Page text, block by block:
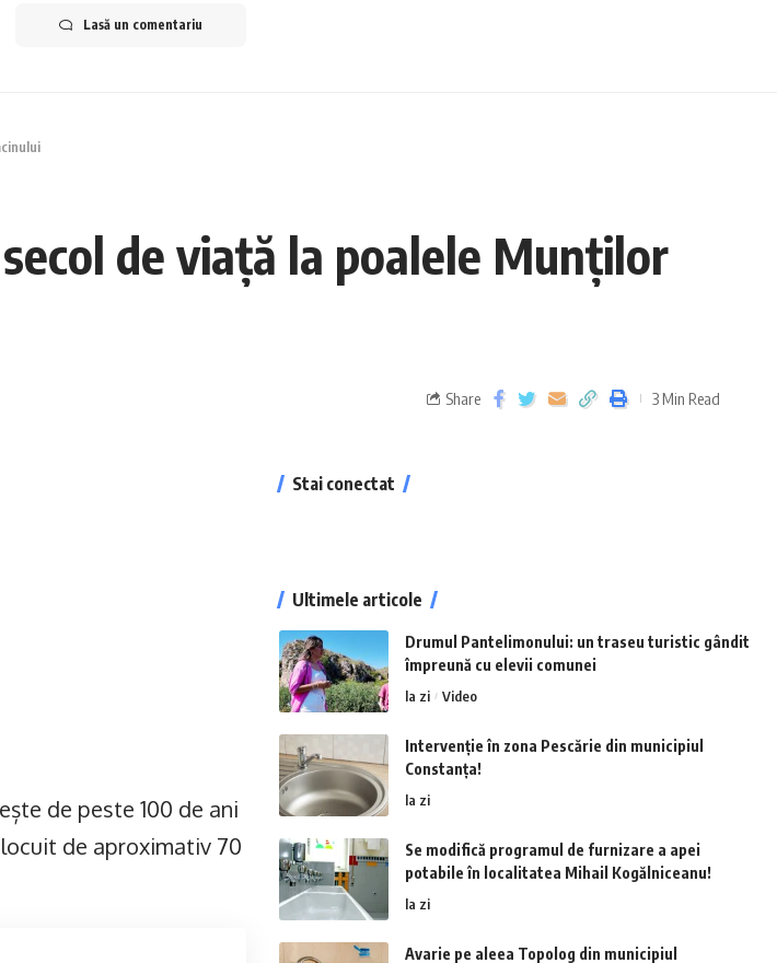
Lasă un comentariu
de viață la poalele Munților
Share 3 Min Read
de peste 100 de ani
de aproximativ 70
Stai conectat
Ultimele articole
Drumul Pantelimonului: un traseu turistic gândit
împreună cu elevii comunei
la zi Video
Intervenție în zona Pescărie din municipiul
Constanța!
la zi
Se modifică programul de furnizare a apei
potabile în localitatea Mihail Kogălniceanu!
la zi
Avarie pe aleea Topolog din municipiul